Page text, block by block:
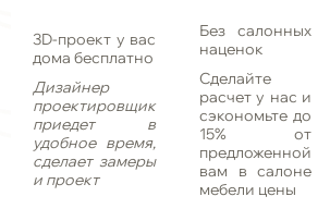
3D-проект у вас
дома бесплатно
Дизайнер
проектировщик
приедет в
удобное время,
сделает замеры
и проект
Без салонных
наценок
Сделайте
расчет у нас и
сэкономьте до
15% от
предложенной
вам в салоне
мебели цены